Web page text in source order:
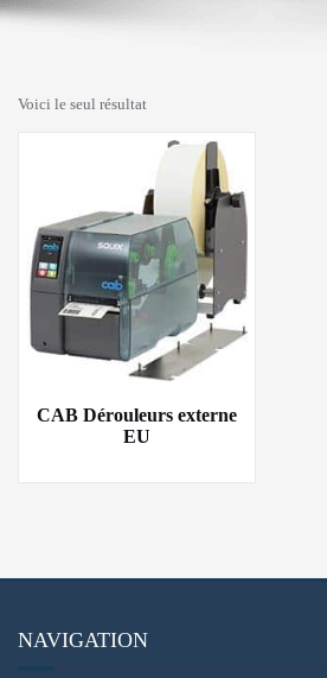
Voici le seul résultat
CAB Dérouleurs externe
EU
NAVIGATION